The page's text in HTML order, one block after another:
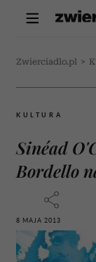
Zwierciadlo.pl >
KULTURA
Sinéad
Bordello
8 MAJA 2013